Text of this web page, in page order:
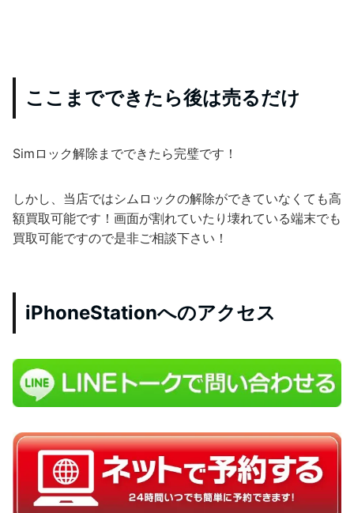
ここまでできたら後は売るだけ
Simロック解除までできたら完璧です！
しかし、当店ではシムロックの解除ができていなくても高
額買取可能です！画面が割れていたり壊れている端末でも
買取可能ですので是非ご相談下さい！
iPhoneStationへのアクセス